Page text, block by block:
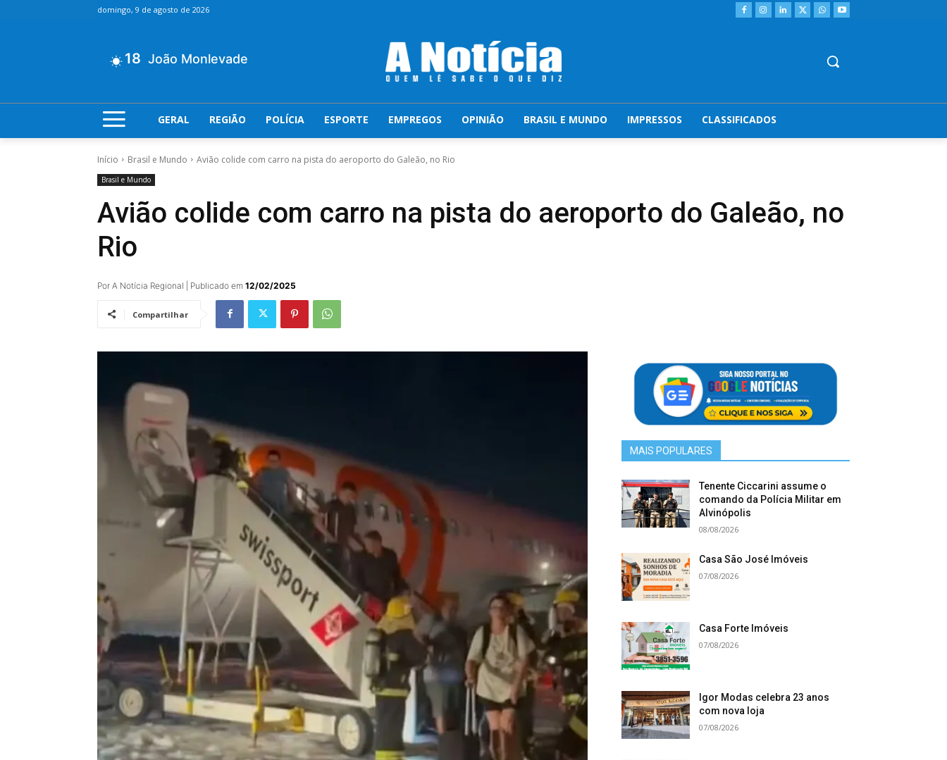
domingo, 9 de agosto de 2026
18 João Monlevade
GERAL REGIÃO POLÍCIA ESPORTE EMPREGOS OPINIÃO BRASIL E MUNDO IMPRESSOS CLASSIFICADOS
Início Brasil e Mundo Avião colide com carro na pista do aeroporto do Galeão, no Rio
Brasil e Mundo
Avião colide com carro na pista do aeroporto do Galeão, no
Rio
Por A Notícia Regional | Publicado em 12/02/2025
Compartilhar
MAIS POPULARES
Tenente Ciccarini assume o
comando da Polícia Militar em
Alvinópolis
08/08/2026
Casa São José Imóveis
07/08/2026
Casa Forte Imóveis
07/08/2026
Igor Modas celebra 23 anos
com nova loja
07/08/2026